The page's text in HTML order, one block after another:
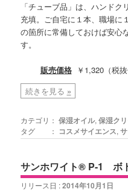
「チューブ品」は、ハンド
充填。ご自宅に１本、職場に
の箇所に常備しておけば安心
す。
販売価格￥1,320（税
続きを見る »
カテゴリ： 保湿オイル,保湿ク
タグ ： コスメサイエンス,
サンホワイト® P-1 ボ
リリース日 :2014年10月1日